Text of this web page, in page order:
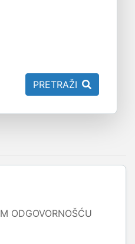
PRETRAŽI
ODGOVORNOŠĆU